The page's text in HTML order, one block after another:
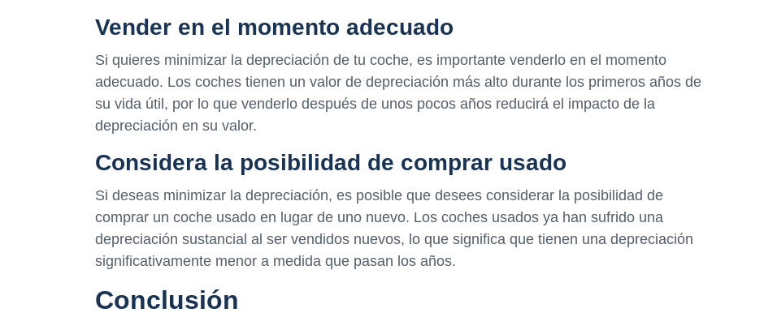
Vender en el momento adecuado
Si quieres minimizar la depreciación de tu coche, es importante venderlo en el momento
adecuado. Los coches tienen un valor de depreciación más alto durante los primeros años de
su vida útil, por lo que venderlo después de unos pocos años reducirá el impacto de la
depreciación en su valor.
Considera la posibilidad de comprar usado
Si deseas minimizar la depreciación, es posible que desees considerar la posibilidad de
comprar un coche usado en lugar de uno nuevo. Los coches usados ya han sufrido una
depreciación sustancial al ser vendidos nuevos, lo que significa que tienen una depreciación
significativamente menor a medida que pasan los años.
Conclusión